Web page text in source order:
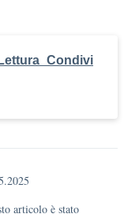
articolo è stato